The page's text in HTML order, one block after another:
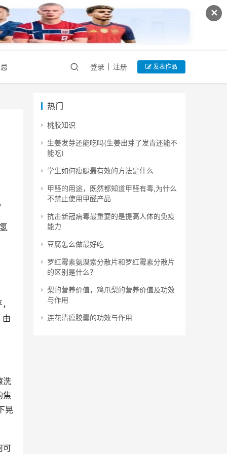
✕
登录 注册 发表作品
由
洗
焦
晃
可
热门
桃胶知识
生姜发芽还能吃吗(生姜出芽了发青还能不
能吃)
学生如何瘦腿最有效的方法是什么
甲醛的用途，既然都知道甲醛有毒,为什么
不禁止使用甲醛产品
抗击新冠病毒最重要的是提高人体的免疫
能力
豆腐怎么做最好吃
罗红霉素氨溴索分散片和罗红霉素分散片
的区别是什么？
梨的营养价值，鸡爪梨的营养价值及功效
与作用
连花清瘟胶囊的功效与作用